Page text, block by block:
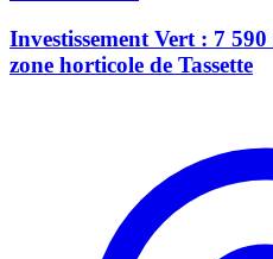
Investissement Vert : 7
zone horticole de Tassette